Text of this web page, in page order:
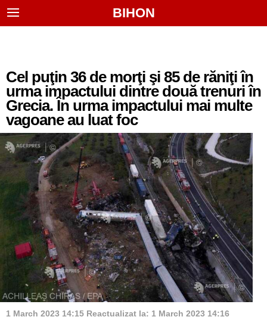
BIHON
Cel puţin 36 de morţi şi 85 de răniţi în
urma impactului dintre două trenuri în
Grecia. În urma impactului mai multe
vagoane au luat foc
1 March 2023 14:15 Reactualizat la: 1 March 2023 14:16